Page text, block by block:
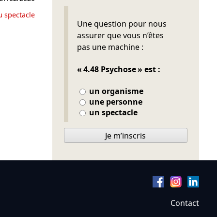
spectacle
Une question pour nous
assurer que vous n’êtes
pas une machine :
« 4.48 Psychose » est :
un organisme
une personne
un spectacle
Ne pas remplir
Je m’inscris
Contact